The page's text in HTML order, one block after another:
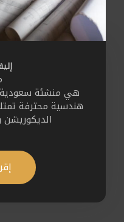
هي منشئة
هندسية محترفة
الديكوريشن